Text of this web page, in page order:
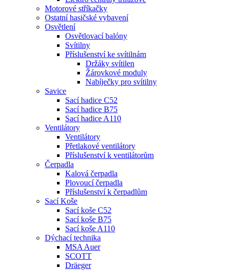
Motorové stříkačky
Ostatní hasičské vybavení
Osvětlení
Osvětlovací balóny
Svítilny
Příslušenství ke svítilnám
Držáky svítilen
Žárovkové moduly
Nabíječky pro svítilny
Savice
Sací hadice C52
Sací hadice B75
Sací hadice A110
Ventilátory
Ventilátory
Přetlakové ventilátory
Příslušenství k ventilátorům
Čerpadla
Kalová čerpadla
Plovoucí čerpadla
Příslušenství k čerpadlům
Sací Koše
Sací koše C52
Sací koše B75
Sací koše A110
Dýchací technika
MSA Auer
SCOTT
Dräeger